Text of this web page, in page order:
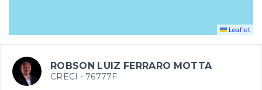
Leaflet
ROBSON LUIZ FERRARO MOTTA
CRECI - 76777F